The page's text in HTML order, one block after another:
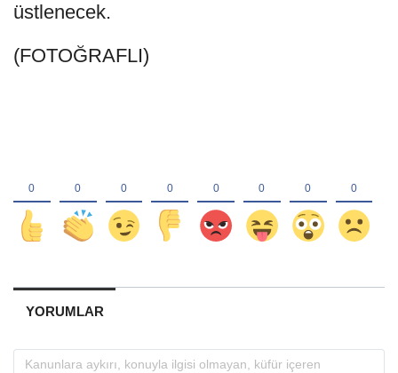
üstlenecek.
(FOTOĞRAFLI)
YORUMLAR